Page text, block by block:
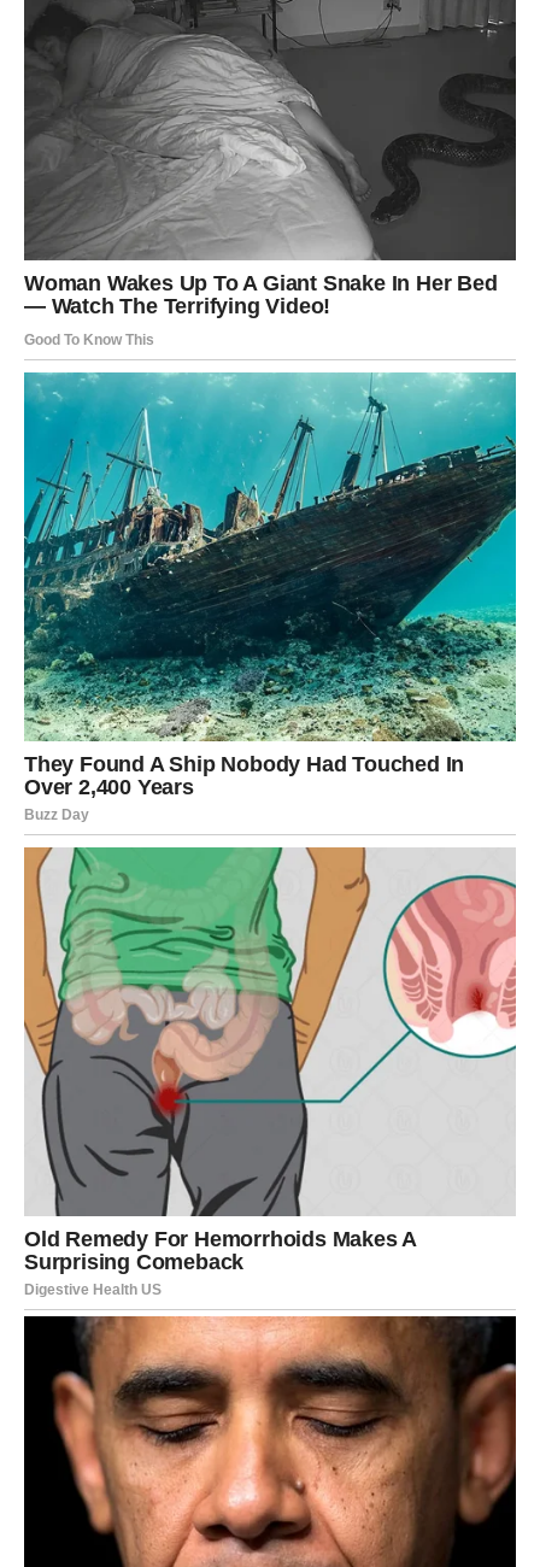
Bilo da je spremate zaporodična okupljanja ,posebne
proslave ili jednostavno želite da obradujete sebe i svoje
najbliže, ova torta je odličan izbor.
Najlepše od svega je što recept nudi prostor za
kreativnost — možete ga prilagoditi svom ukusu
menjajući vrste voća, dodajući orašaste plodove ili
menjajući tip krema. Na kraju, bilo da se odlučite za voćnu
ili čokoladnu verziju, rezultat će biti isti:ukusna, kremasta
i neodoljiva torta koja nestaje sa tanjira brže nego što je
napravljena
PREUZMITE BESPLATNO!
⋆ KNJIGA SA RECEPTIMA ⋆
Upiši svoj email i preuzmi BESPLATNU
knjigu s receptima! Uživaj u jednostavnim
i ukusnim jelima koja će osvojiti tvoje
najdraže.
Jednim klikom preuzmi knjigu s najboljim
receptima!